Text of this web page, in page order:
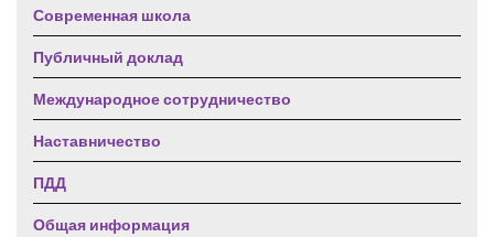
Современная школа
Публичный доклад
Международное сотрудничество
Наставничество
ПДД
Общая информация